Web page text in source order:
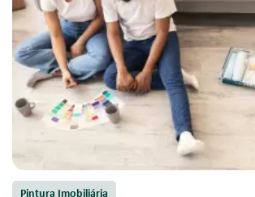
Pintura Imobiliária